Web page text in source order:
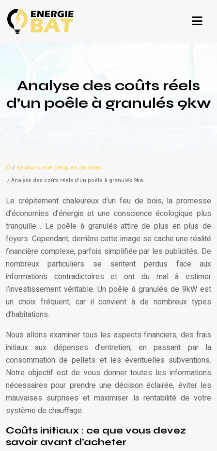
Analyse des coûts réels
d’un poêle à granulés 9kw
/ Solutions énergétiques durables
/ Analyse des coûts réels d’un poêle à granulés 9kw
Le crépitement chaleureux d’un feu de bois, la promesse
d’économies d’énergie et une conscience écologique plus
tranquille… Le poêle à granulés attire de plus en plus de
foyers. Cependant, derrière cette image se cache une réalité
financière complexe, parfois simplifiée par les publicités. De
nombreux particuliers se sentent perdus face aux
informations contradictoires et ont du mal à estimer
l’investissement véritable. Un poêle à granulés de 9kW est
un choix fréquent, car il convient à de nombreux types
d’habitations.
Nous allons examiner tous les aspects financiers, des frais
initiaux aux dépenses d’entretien, en passant par la
consommation de pellets et les éventuelles subventions.
Notre objectif est de vous donner toutes les informations
nécessaires pour prendre une décision éclairée, éviter les
mauvaises surprises et maximiser la rentabilité de votre
système de chauffage.
Coûts initiaux : ce que vous devez
savoir avant d’acheter